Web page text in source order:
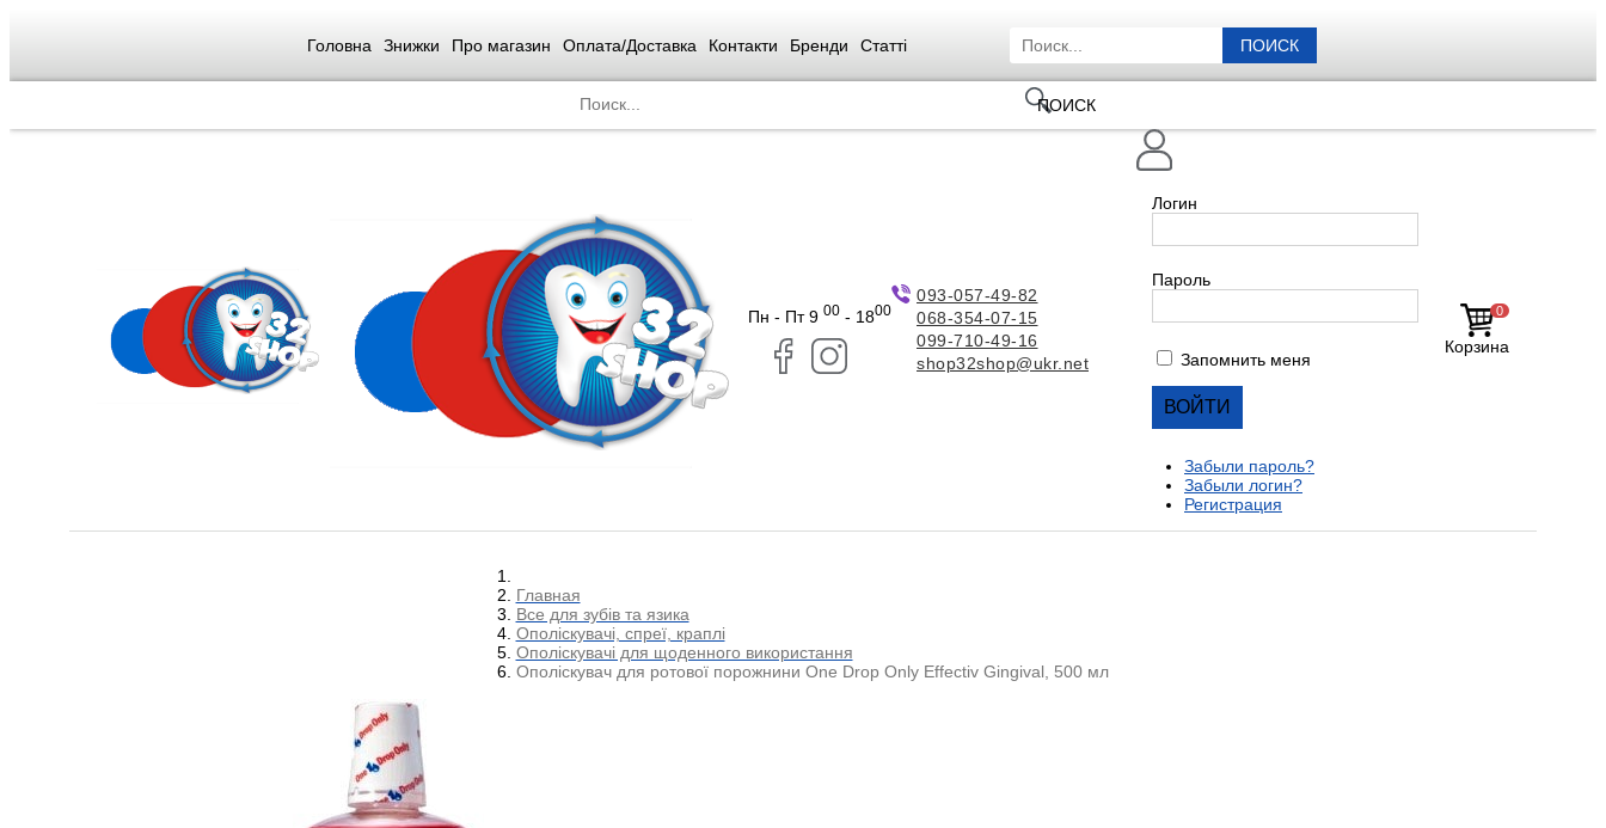
Головна Знижки Про магазин Оплата/Доставка Контакти Бренди Статті ПОИСК
ПОИСК
Пн - Пт 9 00 - 1800
093-057-49-82
068-354-07-15
099-710-49-16
shop32shop@ukr.net
0
Корзина
Логин
Пароль
Запомнить меня
Забыли пароль?
Забыли логин?
Регистрация
Главная
Все для зубів та язика
Ополіскувачі, спреї, краплі
Ополіскувачі для щоденного використання
Ополіскувач для ротової порожнини One Drop Only Effectiv Gingival, 500 мл